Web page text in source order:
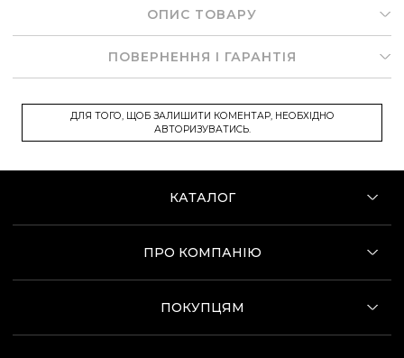
ОПИС ТОВАРУ
ПОВЕРНЕННЯ І ГАРАНТІЯ
ДЛЯ ТОГО, ЩОБ ЗАЛИШИТИ КОМЕНТАР, НЕОБХІДНО
АВТОРИЗУВАТИСЬ.
КАТАЛОГ
ПРО КОМПАНІЮ
ПОКУПЦЯМ